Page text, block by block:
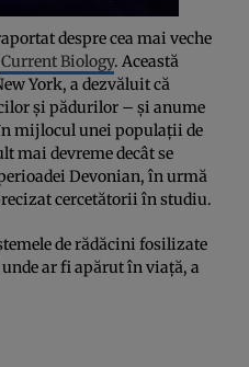
despre cea mai veche
Current Biology. Această
York, a dezvăluit că
și pădurilor – și anume
mijlocul unei populații de
mai devreme decât se
Devonian, în urmă
cercetătorii în studiu.
de rădăcini fosilizate
ar fi apărut în viață, a